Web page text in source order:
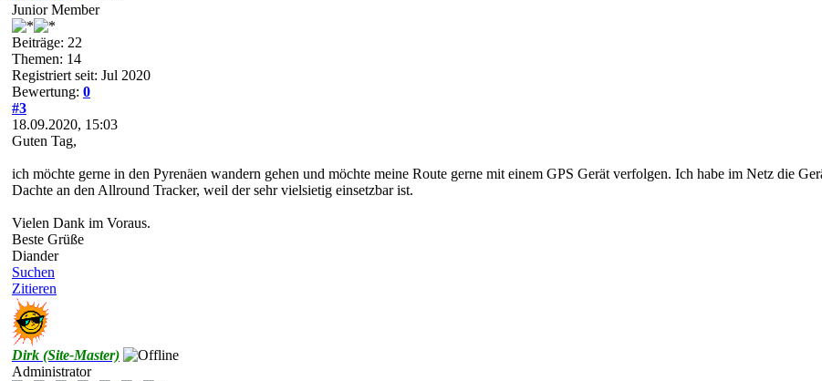
Junior Member
Beiträge: 22
Themen: 14
Registriert seit: Jul 2020
Bewertung: 0
#3
18.09.2020, 15:03
Guten Tag,
ich möchte gerne in den Pyrenäen wandern gehen und möchte meine Route gerne mit einem GPS Gerät verfolgen. Ich habe im Netz die
Dachte an den Allround Tracker, weil der sehr vielsietig einsetzbar ist.
Vielen Dank im Voraus.
Beste Grüße
Diander
Suchen
Zitieren
Dirk (Site-Master)
Administrator